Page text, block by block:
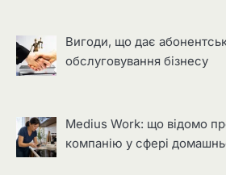
Вигоди, що дає
обслуговування бізнесу
Medius Work: що відомо
компанію у сфері